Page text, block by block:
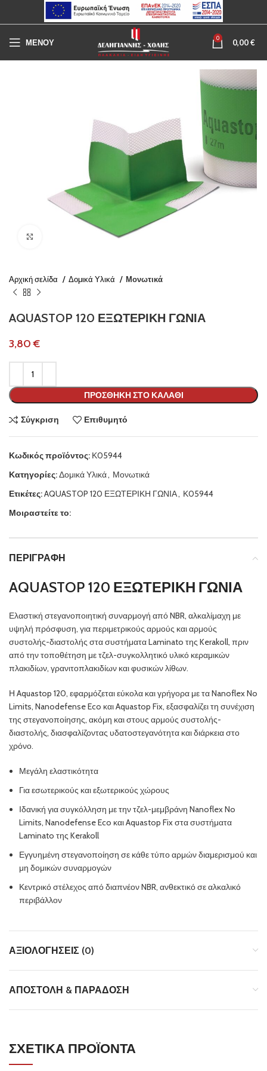
ΜΕΝΟΥ 0 0,00€
Αρχική σελίδα Δομικά Υλικά Μονωτικά
AQUASTOP 120 ΕΞΩΤΕΡΙΚΗ ΓΩΝΙΑ
€
ΠΡΟΣΘΉΚΗ ΣΤΟ ΚΑΛΆΘΙ
Σύγκριση Επιθυμητό
Κωδικός προϊόντος: Κ05944
Κατηγορίες:Δομικά Υλικά, Μονωτικά
Ετικέτες:AQUASTOP 120 ΕΞΩΤΕΡΙΚΗ ΓΩΝΙΑ, Κ05944
Μοιραστείτε το:
ΠΕΡΙΓΡΑΦΉ
AQUASTOP 120 ΕΞΩΤΕΡΙΚΗ ΓΩΝΙΑ
Ελαστική στεγανοποιητική συναρμογή από NBR, αλκαλίμαχη με
υψηλή πρόσφυση, για περιμετρικούς αρμούς και αρμούς
συστολής-διαστολής στα συστήματα Laminato της Kerakoll, πριν
από την τοποθέτηση με τζελ-συγκολλητικό υλικό κεραμικών
πλακιδίων, γρανιτοπλακιδίων και φυσικών λίθων.
Η Aquastop 120, εφαρμόζεται εύκολα και γρήγορα με τα Nanoflex No
Limits, Nanodefense Eco και Aquastop Fix, εξασφαλίζει τη συνέχιση
της στεγανοποίησης, ακόμη και στους αρμούς συστολής-
διαστολής, διασφαλίζοντας υδατοστεγανότητα και διάρκεια στο
χρόνο.
Μεγάλη ελαστικότητα
Για εσωτερικούς και εξωτερικούς χώρους
Ιδανική για συγκόλληση με την τζελ-μεμβράνη Nanoflex No
Limits, Nanodefense Eco και Aquastop Fix στα συστήματα
Laminato της Kerakoll
Εγγυημένη στεγανοποίηση σε κάθε τύπο αρμών διαμερισμού και
μη δομικών συναρμογών
Κεντρικό στέλεχος από διαπνέον NBR, ανθεκτικό σε αλκαλικό
περιβάλλον
ΑΞΙΟΛΟΓΉΣΕΙΣ (0)
ΑΠΟΣΤΟΛΉ & ΠΑΡΆΔΟΣΗ
ΣΧΕΤΙΚΆ ΠΡΟΪΌΝΤΑ